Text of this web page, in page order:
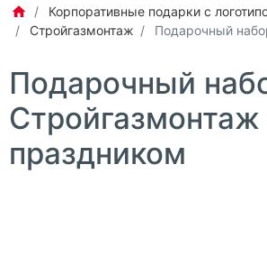
Корпоративные подарки с
Стройгазмонтаж
Подарочный
Подарочный
праздником